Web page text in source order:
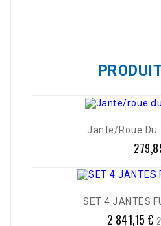
Jante/roue Du
SET 4 JANTES
2 841,15 €